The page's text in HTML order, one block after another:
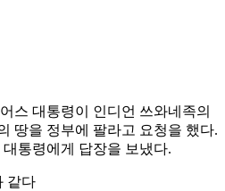
스 대통령이 인디언 쓰와네족의
땅을 정부에 팔라고 요청을 했다.
통령에게 답장을 보냈다.
같다